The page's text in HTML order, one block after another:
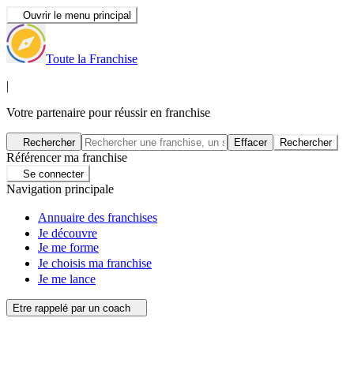
Ouvrir le menu principal
Toute la Franchise
|
Votre partenaire pour réussir en franchise
Rechercher Effacer Rechercher
Référencer ma franchise
Se connecter
Navigation principale
Annuaire des franchises
Je découvre
Je me forme
Je choisis ma franchise
Je me lance
Etre rappelé par un coach